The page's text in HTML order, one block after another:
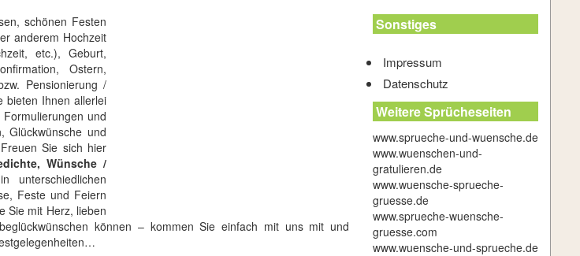
schönen Festen
anderem Hochzeit
etc.), Geburt,
Ostern,
Pensionierung /
bieten Ihnen allerlei
und
Glückwünsche und
Sie sich hier
Wünsche /
unterschiedlichen
Feste und Feiern
Sie mit Herz, lieben
können – kommen Sie einfach mit uns mit und
Sonstiges
Impressum
Datenschutz
Weitere Sprücheseiten
www.sprueche-und-wuensche.de
www.wuenschen-und-
gratulieren.de
www.wuensche-sprueche-
gruesse.de
www.sprueche-wuensche-
gruesse.com
www.wuensche-und-sprueche.de